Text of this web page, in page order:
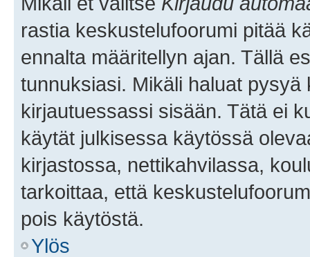
rastia keskustelufoorumi pitää
ennalta määritellyn ajan. Tällä
tunnuksiasi. Mikäli haluat
kirjautuessassi sisään. Tätä ei
käytät julkisessa käytössä
kirjastossa, nettikahvilassa,
tarkoittaa, että
pois käytöstä.
Ylös